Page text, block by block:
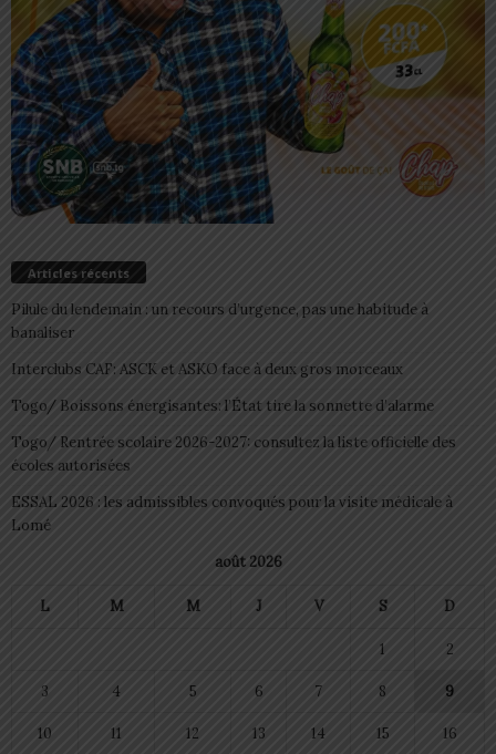
Articles récents
Pilule du lendemain : un recours d’urgence, pas une habitude à
banaliser
Interclubs CAF: ASCK et ASKO face à deux gros morceaux
Togo/ Boissons énergisantes: l’État tire la sonnette d’alarme
Togo/ Rentrée scolaire 2026-2027: consultez la liste officielle des
écoles autorisées
ESSAL 2026 : les admissibles convoqués pour la visite médicale à
Lomé
août 2026
L M M J V S D
1 2
3 4 5 6 7 8 9
10 11 12 13 14 15 16